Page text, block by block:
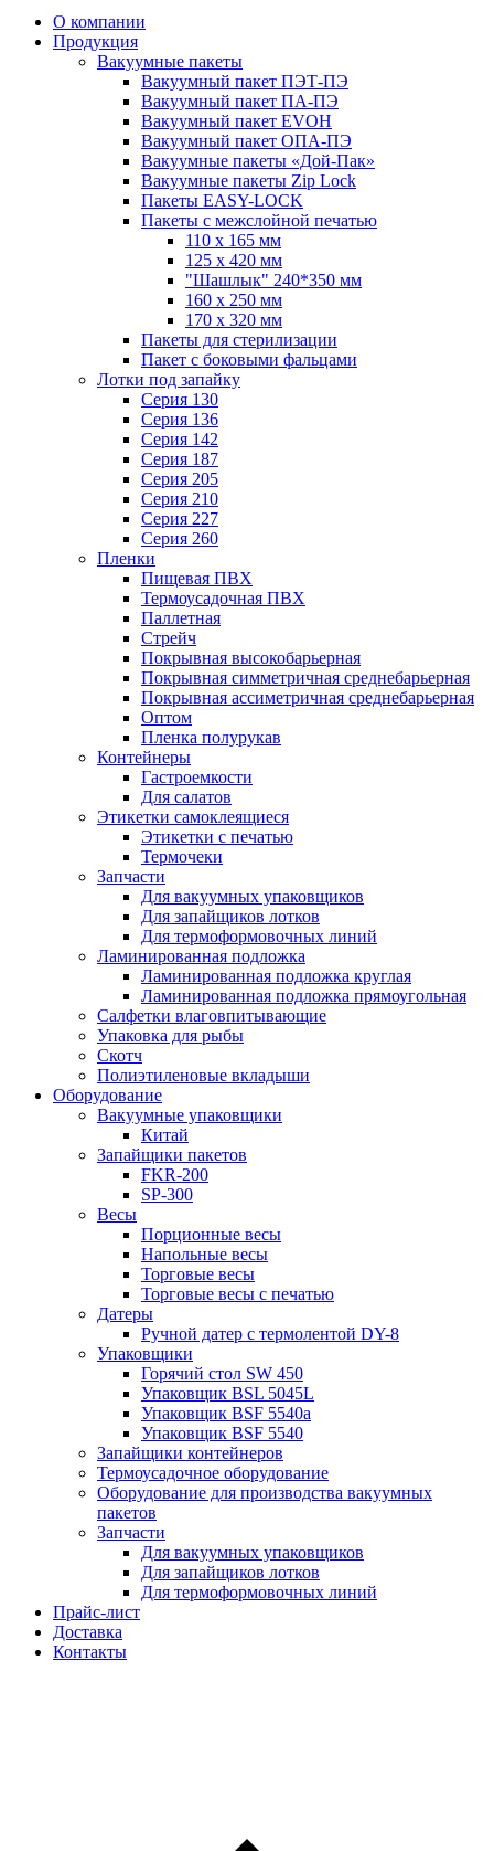
О компании
Продукция
Вакуумные пакеты
Вакуумный пакет ПЭТ-ПЭ
Вакуумный пакет ПА-ПЭ
Вакуумный пакет EVOH
Вакуумный пакет ОПА-ПЭ
Вакуумные пакеты «Дой-Пак»
Вакуумные пакеты Zip Lock
Пакеты EASY-LOCK
Пакеты с межслойной печатью
110 x 165 мм
125 x 420 мм
"Шашлык" 240*350 мм
160 x 250 мм
170 x 320 мм
Пакеты для стерилизации
Пакет с боковыми фальцами
Лотки под запайку
Серия 130
Серия 136
Серия 142
Серия 187
Серия 205
Серия 210
Серия 227
Серия 260
Пленки
Пищевая ПВХ
Термоусадочная ПВХ
Паллетная
Стрейч
Покрывная высокобарьерная
Покрывная симметричная среднебарьерная
Покрывная ассиметричная среднебарьерная
Оптом
Пленка полурукав
Контейнеры
Гастроемкости
Для салатов
Этикетки самоклеящиеся
Этикетки с печатью
Термочеки
Запчасти
Для вакуумных упаковщиков
Для запайщиков лотков
Для термоформовочных линий
Ламинированная подложка
Ламинированная подложка круглая
Ламинированная подложка прямоугольная
Салфетки влаговпитывающие
Упаковка для рыбы
Скотч
Полиэтиленовые вкладыши
Оборудование
Вакуумные упаковщики
Китай
Запайщики пакетов
FKR-200
SP-300
Весы
Порционные весы
Напольные весы
Торговые весы
Торговые весы с печатью
Датеры
Ручной датер с термолентой DY-8
Упаковщики
Горячий стол SW 450
Упаковщик BSL 5045L
Упаковщик BSF 5540a
Упаковщик BSF 5540
Запайщики контейнеров
Термоусадочное оборудование
Оборудование для производства вакуумных
пакетов
Запчасти
Для вакуумных упаковщиков
Для запайщиков лотков
Для термоформовочных линий
Прайс-лист
Доставка
Контакты